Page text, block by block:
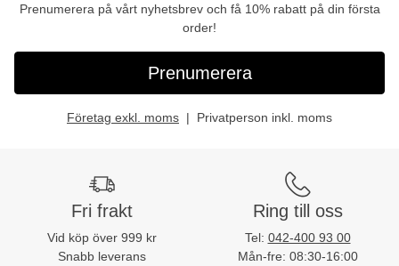
Prenumerera på vårt nyhetsbrev och få 10% rabatt på din första
order!
Prenumerera
Företag exkl. moms Privatperson inkl. moms
Fri frakt
Vid köp över 999 kr
Snabb leverans
Ring till oss
Tel: 042-400 93 00
Mån-fre: 08:30-16:00